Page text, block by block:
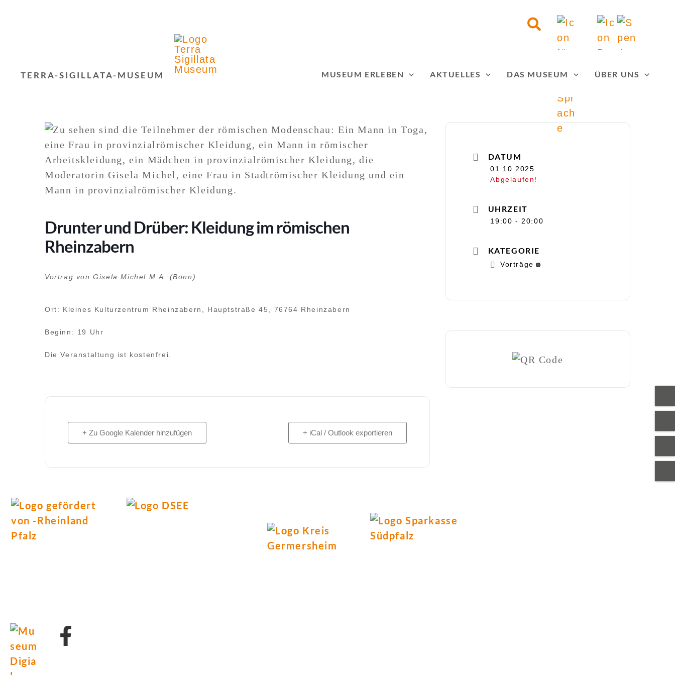
Suchen
TERRA-SIGILLATA-MUSEUM MUSEUM ERLEBEN AKTUELLES DAS MUSEUM ÜBER UNS
Drunter und Drüber: Kleidung im römischen
Rheinzabern
Vortrag von Gisela Michel M.A. (Bonn)
Ort: Kleines Kulturzentrum Rheinzabern, Hauptstraße 45, 76764 Rheinzabern
Beginn: 19 Uhr
Die Veranstaltung ist kostenfrei.
+ Zu Google Kalender hinzufügen + iCal / Outlook exportieren
DATUM
01.10.2025
Abgelaufen!
UHRZEIT
19:00 - 20:00
KATEGORIE
Vorträge